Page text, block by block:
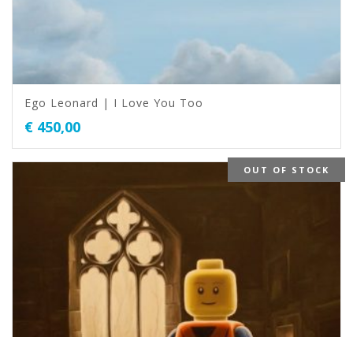
Ego Leonard | I Love You Too
€ 450,00
OUT OF STOCK